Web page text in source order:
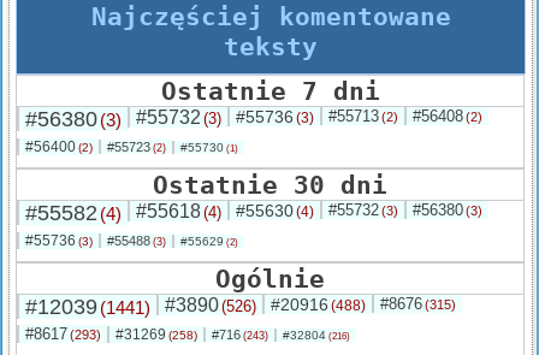
Najczęściej komentowane
teksty
Ostatnie 7 dni
#56380(3) #55732 (3) #55736 (3) #55713(2) #56408(2)
#56400(2) #55723 (2) #55730 (1)
Ostatnie 30 dni
#55582 (4) #55618(4) #55630(4) #55732(3) #56380(3)
#55736 (3) #55488 (3) #55629 (2)
Ogólnie
#12039(1441) #3890(526) #20916 (488) #8676(315)
#8617(293) #31269 (258) #716 (243) #32804 (216)